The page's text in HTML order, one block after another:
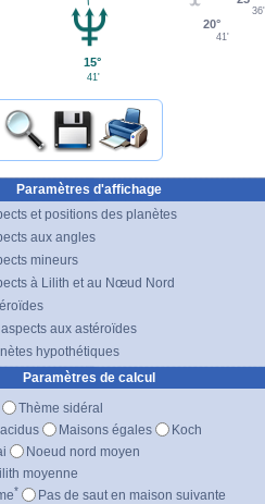
15°
41'
20°
41'
36'
Paramètres d'affichage
et positions des planètes
aux angles
mineurs
à Lilith et au Nœud Nord
aux astéroïdes
hypothétiques
Paramètres de calcul
Thème sidéral
Maisons égales
Koch
Noeud nord moyen
moyenne
* Pas de saut en maison suivante